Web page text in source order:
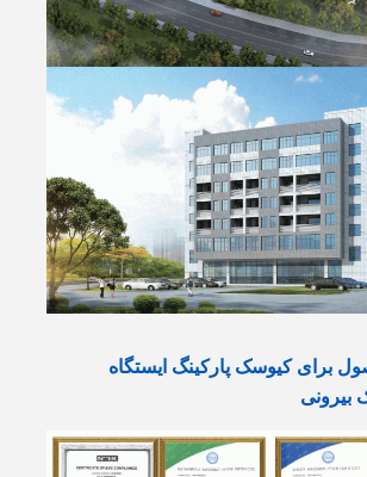
برای کیوسک پارکینگ ایستگاه
بیرونی